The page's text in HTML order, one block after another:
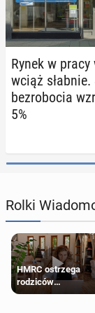
Rynek w pracy
wciąż słabnie.
bez­ro­bo­cia
5%
Rolki
HMRC ostrzega
rodziców
pobierających Child